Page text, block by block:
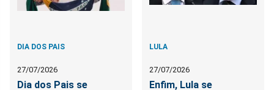
DIA DOS PAIS
27/07/2026
Dia dos Pais se
LULA
27/07/2026
Enfim, Lula se